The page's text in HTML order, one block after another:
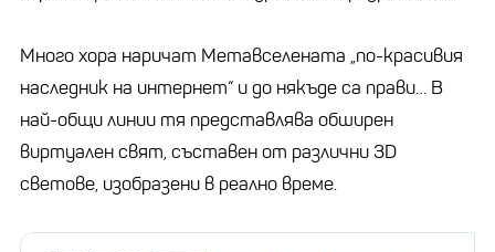
Много хора наричат ​​Метавселената „по-красивия
наследник на интернет“ и до някъде са прави… В
най-общи линии тя представлява обширен
виртуален свят, съставен от различни 3D
светове, изобразени в реално време.